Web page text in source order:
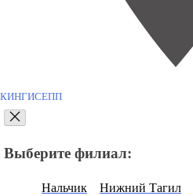
КИНГИСЕПП
Выберите филиал:
Нальчик Нижний Тагил